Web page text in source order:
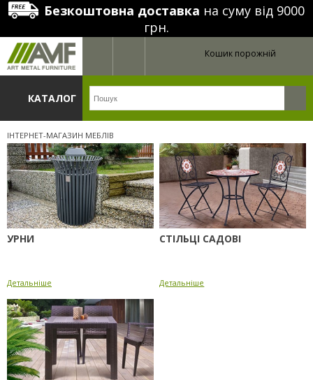
Безкоштовна доставка на суму від 9000
грн.
Кошик порожній
КАТАЛОГ
ІНТЕРНЕТ-МАГАЗИН МЕБЛІВ
УРНИ
Детальніше
СТІЛЬЦІ САДОВІ
Детальніше